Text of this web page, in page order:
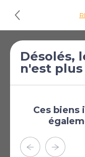
chambres à
à Nicosie
Nicosie, Chypre
Désolés,
n'est
Ces